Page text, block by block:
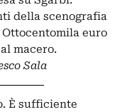
della scenografia
euro
macero.
Sala
È sufficiente